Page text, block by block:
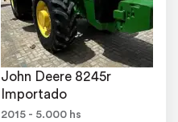
John Deere 8245r
Importado
2015 - 5.000 hs